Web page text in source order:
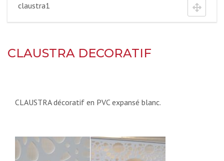
claustra1
CLAUSTRA DECORATIF
CLAUSTRA décoratif en PVC expansé blanc.